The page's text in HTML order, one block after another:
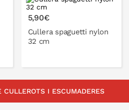
5,90€
Cullera spaguetti nylon
32 cm
A LA CISTELLA
CULLEROTS I ESCUMADERES